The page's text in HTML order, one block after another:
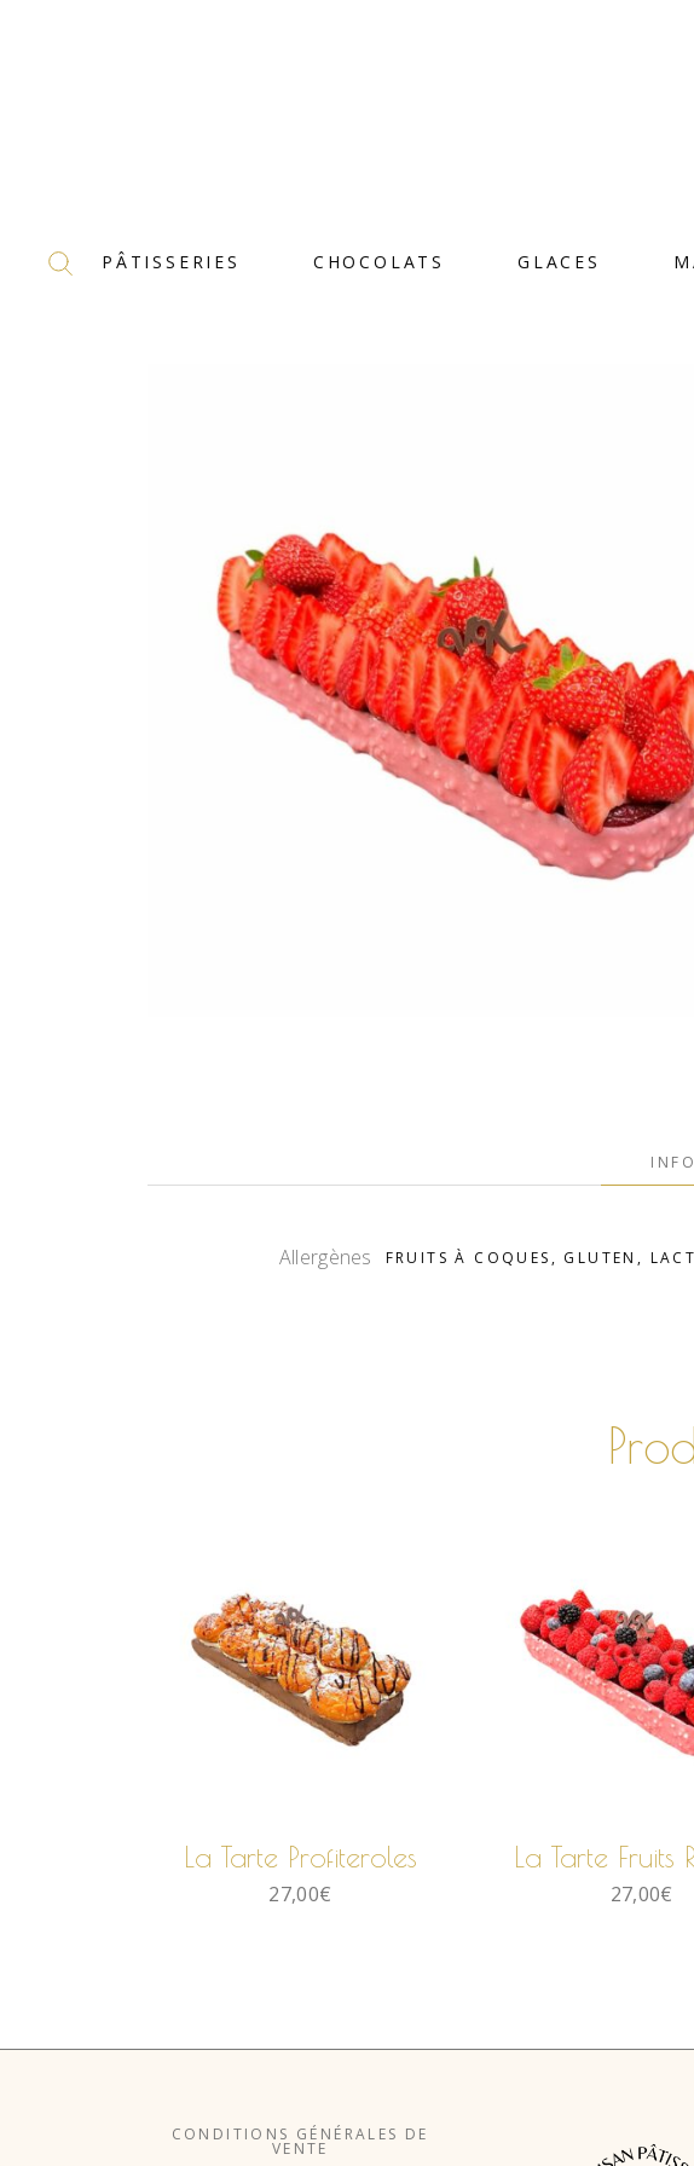
PÂTISSERIES CHOCOLATS GLACES
Allergènes FRUITS À COQUES, GLUTEN,
La Tarte Profiteroles
27,00€
AJOUTER AU
La Tarte Fruits
27,00€
CONDITIONS GÉNÉRALES DE
VENTE